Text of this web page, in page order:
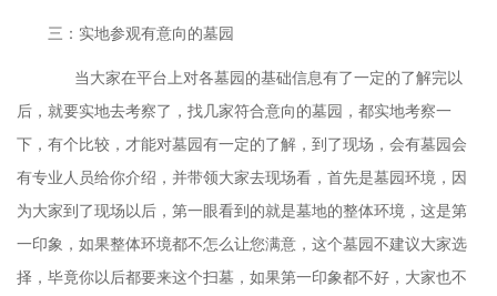
三：实地参观有意向的墓园
当大家在平台上对各墓园的基础信息有了一定的了解完以
后，就要实地去考察了，找几家符合意向的墓园，都实地考察一
下，有个比较，才能对墓园有一定的了解，到了现场，会有墓园会
有专业人员给你介绍，并带领大家去现场看，首先是墓园环境，因
为大家到了现场以后，第一眼看到的就是墓地的整体环境，这是第
一印象，如果整体环境都不怎么让您满意，这个墓园不建议大家选
择，毕竟你以后都要来这个扫墓，如果第一印象都不好，大家也不